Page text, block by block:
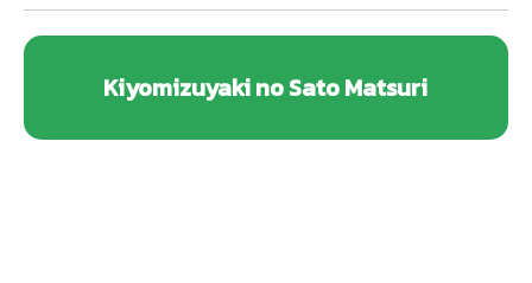
Kiyomizuyaki no Sato Matsuri